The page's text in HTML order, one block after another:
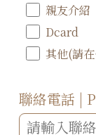
親友介紹
Dcard
其他(請
聯絡電話 |